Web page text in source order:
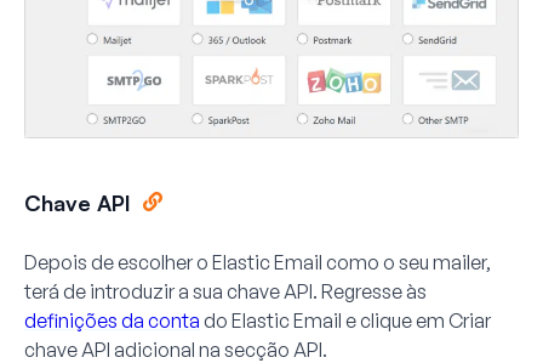
Chave API
Depois de escolher o Elastic Email como o seu mailer,
terá de introduzir a sua chave API. Regresse às
definições da conta do Elastic Email e clique em Criar
chave API adicional na secção API.